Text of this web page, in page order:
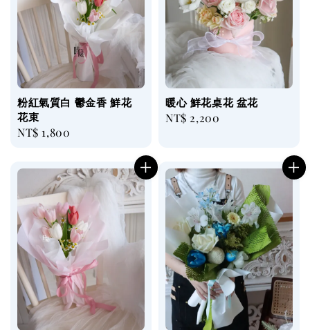
粉紅氣質白 鬱金香 鮮花
花束
Regular
NT$ 1,800
暖心 鮮花桌花 盆花
Regular
NT$ 2,200